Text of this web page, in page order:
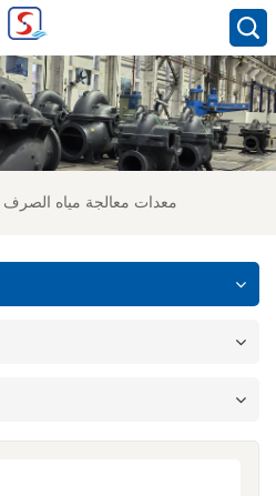
معدات معالجة مياه